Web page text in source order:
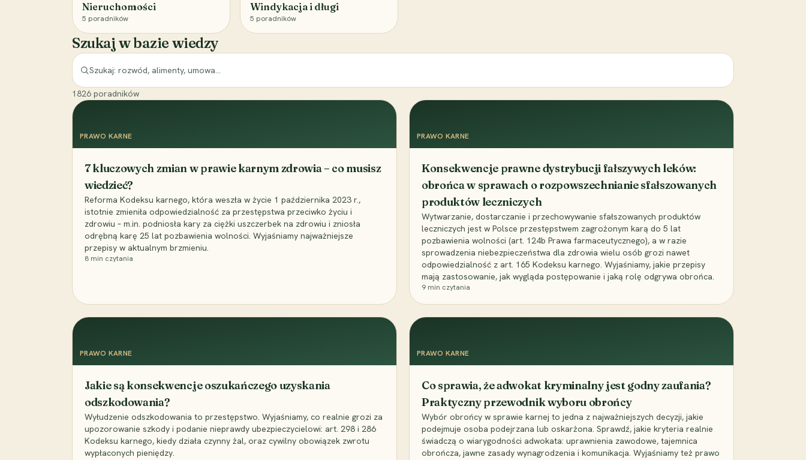
Nieruchomości
5 poradników
Windykacja i długi
5 poradników
Szukaj w bazie wiedzy
1826 poradników
PRAWO KARNE
7 kluczowych zmian w prawie karnym zdrowia – co musisz
wiedzieć?
Reforma Kodeksu karnego, która weszła w życie 1 października 2023 r.,
istotnie zmieniła odpowiedzialność za przestępstwa przeciwko życiu i
zdrowiu – m.in. podniosła kary za ciężki uszczerbek na zdrowiu i zniosła
odrębną karę 25 lat pozbawienia wolności. Wyjaśniamy najważniejsze
przepisy w aktualnym brzmieniu.
8 min czytania
PRAWO KARNE
Konsekwencje prawne dystrybucji fałszywych leków:
obrońca w sprawach o rozpowszechnianie sfałszowanych
produktów leczniczych
Wytwarzanie, dostarczanie i przechowywanie sfałszowanych produktów
leczniczych jest w Polsce przestępstwem zagrożonym karą do 5 lat
pozbawienia wolności (art. 124b Prawa farmaceutycznego), a w razie
sprowadzenia niebezpieczeństwa dla zdrowia wielu osób grozi nawet
odpowiedzialność z art. 165 Kodeksu karnego. Wyjaśniamy, jakie przepisy
mają zastosowanie, jak wygląda postępowanie i jaką rolę odgrywa obrońca.
9 min czytania
PRAWO KARNE
Jakie są konsekwencje oszukańczego uzyskania
odszkodowania?
Wyłudzenie odszkodowania to przestępstwo. Wyjaśniamy, co realnie grozi za
upozorowanie szkody i podanie nieprawdy ubezpieczycielowi: art. 298 i 286
Kodeksu karnego, kiedy działa czynny żal, oraz cywilny obowiązek zwrotu
wypłaconych pieniędzy.
PRAWO KARNE
Co sprawia, że adwokat kryminalny jest godny zaufania?
Praktyczny przewodnik wyboru obrońcy
Wybór obrońcy w sprawie karnej to jedna z najważniejszych decyzji, jakie
podejmuje osoba podejrzana lub oskarżona. Sprawdź, jakie kryteria realnie
świadczą o wiarygodności adwokata: uprawnienia zawodowe, tajemnica
obrończa, jawne zasady wynagrodzenia i komunikacja. Wyjaśniamy też prawo